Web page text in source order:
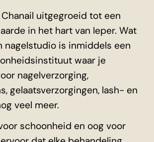
uitgegroeid tot een
in het hart van Ieper. Wat
nagelstudio is inmiddels een
waar je
nagelverzorging,
gelaatsverzorgingen, lash- en
veel meer.
schoonheid en oog voor